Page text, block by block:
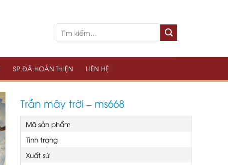
SP ĐÃ HOÀN THIỆN LIÊN HỆ
Trần mây trời – ms668
Mã sản phẩm
Tình trạng
Xuất sứ